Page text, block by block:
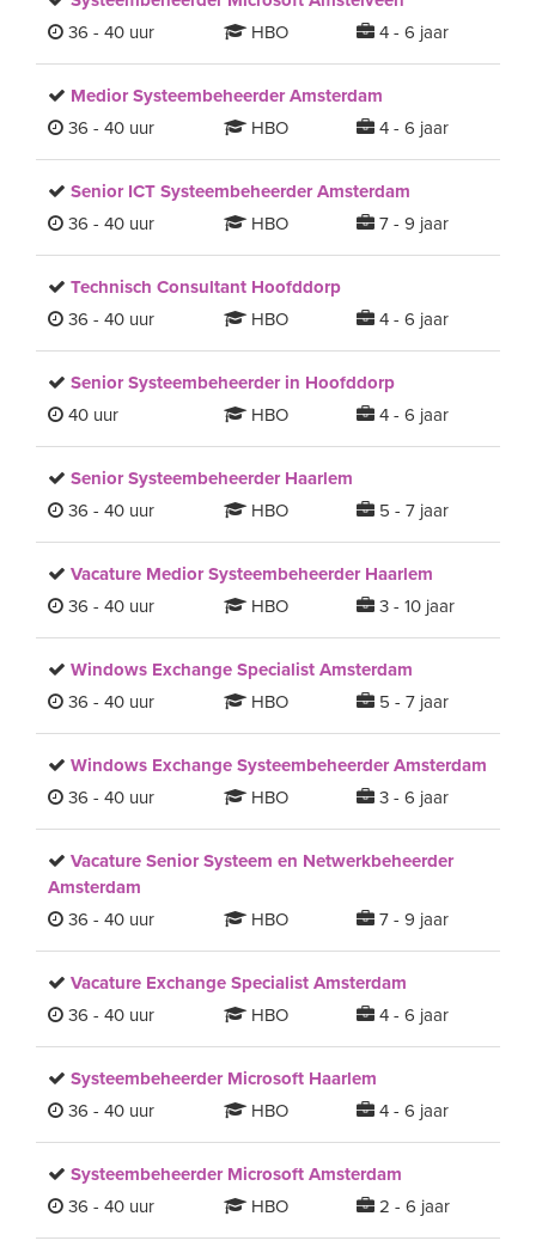
36 - 40 uur
HBO 4 - 6 jaar
Medior Systeembeheerder Amsterdam
36 - 40 uur
HBO 4 - 6 jaar
Senior ICT Systeembeheerder Amsterdam
36 - 40 uur
HBO 7 - 9 jaar
Technisch Consultant Hoofddorp
36 - 40 uur
HBO 4 - 6 jaar
Senior Systeembeheerder in Hoofddorp
40 uur
HBO 4 - 6 jaar
Senior Systeembeheerder Haarlem
36 - 40 uur
HBO 5 - 7 jaar
Vacature Medior Systeembeheerder Haarlem
36 - 40 uur
HBO 3 - 10 jaar
Windows Exchange Specialist Amsterdam
36 - 40 uur
HBO 5 - 7 jaar
Windows Exchange Systeembeheerder Amsterdam
36 - 40 uur
HBO 3 - 6 jaar
Vacature Senior Systeem en Netwerkbeheerder
Amsterdam
36 - 40 uur
HBO 7 - 9 jaar
Vacature Exchange Specialist Amsterdam
36 - 40 uur
HBO 4 - 6 jaar
Systeembeheerder Microsoft Haarlem
36 - 40 uur
HBO 4 - 6 jaar
Systeembeheerder Microsoft Amsterdam
36 - 40 uur
HBO 2 - 6 jaar